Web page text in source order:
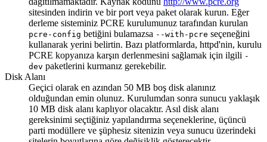
sitesinden indirin ve bir port veya paket olarak kurun. Eğer
derleme sisteminiz PCRE kurulumunuz tarafından kurulan
pcre-config betiğini bulamazsa --with-pcre seçeneğini
kullanarak yerini belirtin. Bazı platformlarda, httpd'nin, kurulu
PCRE kopyanıza karşın derlenmesini sağlamak için ilgili -
dev paketlerini kurmanız gerekebilir.
Disk Alanı
Geçici olarak en azından 50 MB boş disk alanınız
olduğundan emin olunuz. Kurulumdan sonra sunucu yaklaşık
10 MB disk alanı kaplıyor olacaktır. Asıl disk alanı
gereksinimi seçtiğiniz yapılandırma seçeneklerine, üçüncü
parti modüllere ve şüphesiz sitenizin veya sunucu üzerindeki